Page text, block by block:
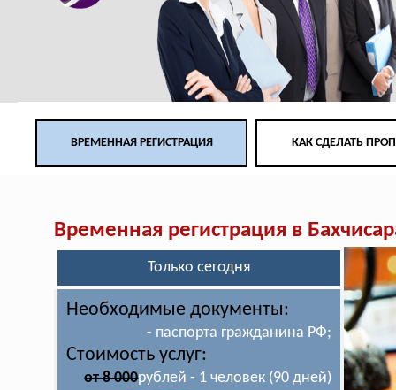
ВРЕМЕННАЯ РЕГИСТРАЦИЯ КАК СДЕЛАТЬ
Временная регистрация в
Только сегодня
Необходимые документы:
- паспорта гражданина РФ;
Стоимость услуг:
от 8 000рублей - 1 человек (90 дней)